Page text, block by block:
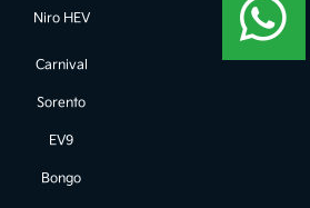
Niro HEV
Carnival
Sorento
EV9
Bongo